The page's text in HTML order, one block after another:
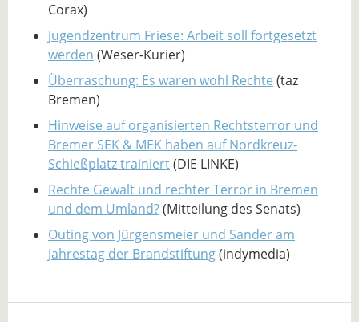
Corax)
Jugendzentrum Friese: Arbeit soll fortgesetzt
werden (Weser-Kurier)
Überraschung: Es waren wohl Rechte (taz
Bremen)
Hinweise auf organisierten Rechtsterror und
Bremer SEK & MEK haben auf Nordkreuz-
Schießplatz trainiert(DIE LINKE)
Rechte Gewalt und rechter Terror in Bremen
und dem Umland?(Mitteilung des Senats)
Outing von Jürgensmeier und Sander am
Jahrestag der Brandstiftung(indymedia)